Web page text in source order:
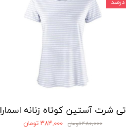
تی شرت آستین کوتاه زنانه اسمارا
۴۸۰,۰۰۰ تومان ۳۸۴,۰۰۰ تومان